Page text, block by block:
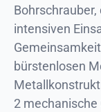
intensiven
bürstenlosen
2 mechanische